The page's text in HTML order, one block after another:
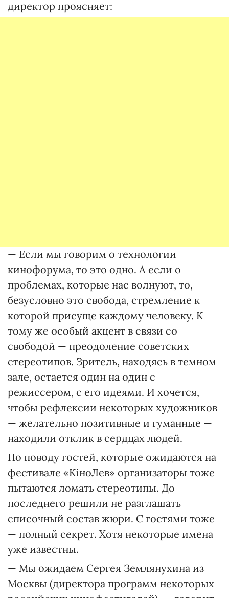
директор проясняет:
— Если мы говорим о технологии
кинофорума, то это одно. А если о
проблемах, которые нас волнуют, то,
безусловно это свобода, стремление к
которой присуще каждому человеку. К
тому же особый акцент в связи со
свободой — преодоление советских
стереотипов. Зритель, находясь в темном
зале, остается один на один с
режиссером, с его идеями. И хочется,
чтобы рефлексии некоторых художников
— желательно позитивные и гуманные —
находили отклик в сердцах людей.
По поводу гостей, которые ожидаются на
фестивале «КіноЛев» организаторы тоже
пытаются ломать стереотипы. До
последнего решили не разглашать
списочный состав жюри. С гостями тоже
— полный секрет. Хотя некоторые имена
уже известны.
— Мы ожидаем Сергея Землянухина из
Москвы (директора программ некоторых